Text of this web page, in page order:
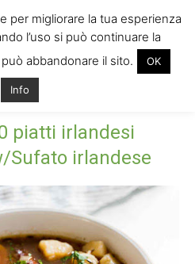
irlandesi tipici – Irish Stew/Sufato
irlandesi tipici - Irish Stew/Sufato
piatti irlandesi
Sufato irlandese
per migliorare la tua esperienza
l’uso si può continuare la
abbandonare il sito.
OK
Info